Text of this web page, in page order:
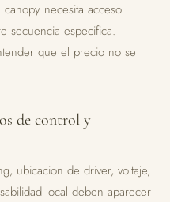
necesita acceso
secuencia especifica.
que el precio no se
de control y
ubicacion de driver, voltaje,
local deben aparecer